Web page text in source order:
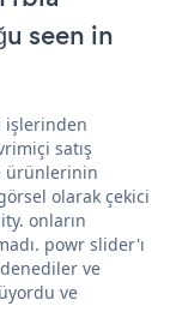
seen in
işlerinden
satış
ürünlerinin
olarak çekici
onların
powr slider'ı
ve
ve